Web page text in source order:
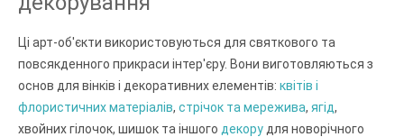
Ці арт-об'єкти використовуються для святкового та
повсякденного прикраси інтер'єру. Вони виготовляються з
основ для вінків і декоративних елементів: квітів і
флористичних матеріалів, стрічок та мережива, ягід,
хвойних гілочок, шишок та іншого декору для новорічного